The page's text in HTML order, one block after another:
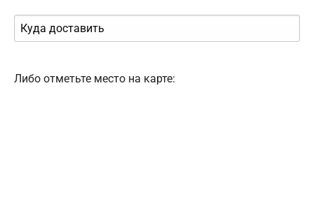
Либо отметьте место на карте: